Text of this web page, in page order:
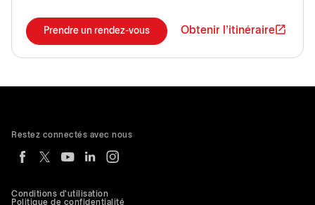
Prendre un rendez-vous Obtenir l'itinéraire
Conditions d'utilisation
Politique de confidentialité
Restez connectés avec nous